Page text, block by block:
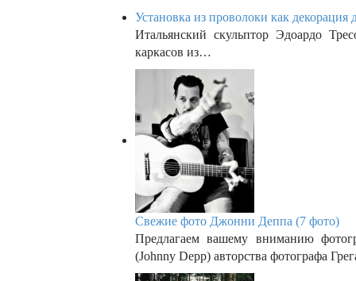
Установка из проволоки как
Итальянский скульптор Эдоардо
каркасов из…
Свежие фото Джонни Деппа (7 фото)
Предлагаем вашему вниманию
(Johnny Depp) авторства фотографа